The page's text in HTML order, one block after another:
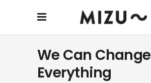
We Can Change
Everything